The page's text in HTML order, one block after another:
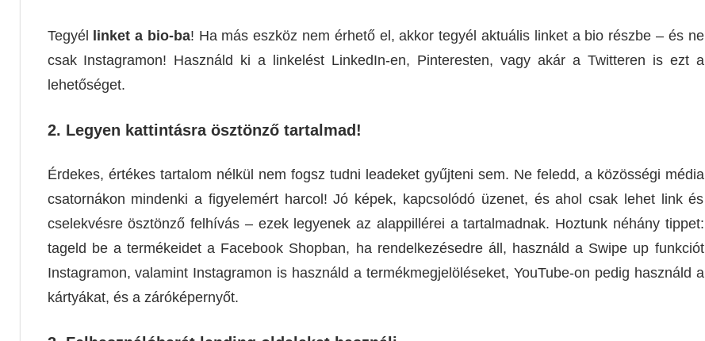
Tegyél linket a bio-ba! Ha más eszköz nem érhető el, akkor tegyél aktuális linket a bio részbe – és ne
csak Instagramon! Használd ki a linkelést LinkedIn-en, Pinteresten, vagy akár a Twitteren is ezt a
lehetőséget.
2. Legyen kattintásra ösztönző tartalmad!
Érdekes, értékes tartalom nélkül nem fogsz tudni leadeket gyűjteni sem. Ne feledd, a közösségi média
csatornákon mindenki a figyelemért harcol! Jó képek, kapcsolódó üzenet, és ahol csak lehet link és
cselekvésre ösztönző felhívás – ezek legyenek az alappillérei a tartalmadnak. Hoztunk néhány tippet:
tageld be a termékeidet a Facebook Shopban, ha rendelkezésedre áll, használd a Swipe up funkciót
Instagramon, valamint Instagramon is használd a termékmegjelöléseket, YouTube-on pedig használd a
kártyákat, és a záróképernyőt.